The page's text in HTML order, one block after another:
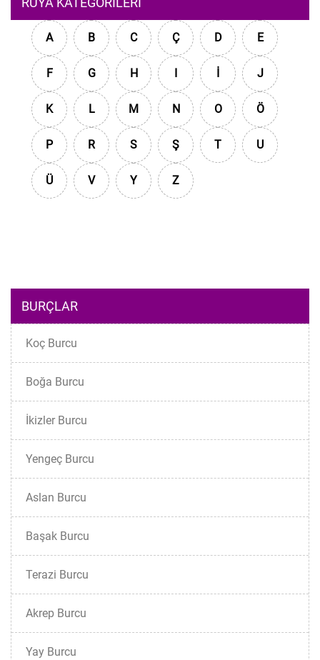
A B C Ç D E
F G H J
K L M N O Ö
P R S Ş T U
Ü V Y Z
BURÇLAR
Koç Burcu
Boğa Burcu
İkizler Burcu
Yengeç Burcu
Aslan Burcu
Başak Burcu
Terazi Burcu
Akrep Burcu
Yay Burcu